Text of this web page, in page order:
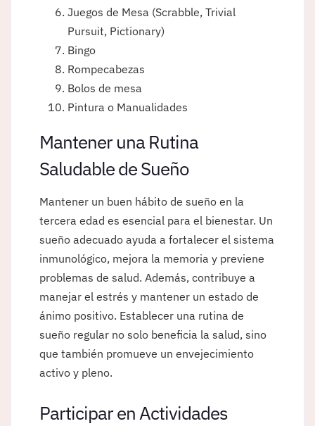
Juegos de Mesa (Scrabble, Trivial
Pursuit, Pictionary)
Bingo
Rompecabezas
Bolos de mesa
Pintura o Manualidades
Mantener una Rutina
Saludable de Sueño
Mantener un buen hábito de sueño en la
tercera edad es esencial para el bienestar. Un
sueño adecuado ayuda a fortalecer el sistema
inmunológico, mejora la memoria y previene
problemas de salud. Además, contribuye a
manejar el estrés y mantener un estado de
ánimo positivo. Establecer una rutina de
sueño regular no solo beneficia la salud, sino
que también promueve un envejecimiento
activo y pleno.
Participar en Actividades